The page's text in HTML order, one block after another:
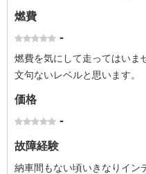
燃費
-
燃費を気にして走ってはいま
文句ないレベルと思います。
価格
-
故障経験
納車間もない頃いきなりイン